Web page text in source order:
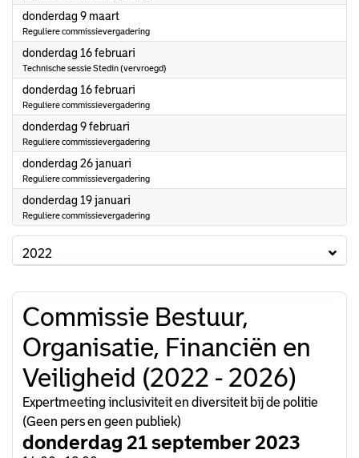
donderdag 9 maart2023
Reguliere commissievergadering
donderdag 16 februari
Technische sessie Stedin (vervroegd)
donderdag 16 februari
Reguliere commissievergadering
donderdag 9 februari
Reguliere commissievergadering
donderdag 26 januari
Reguliere commissievergadering
donderdag 19 januari
Reguliere commissievergadering
2022
Commissie Bestuur,
Organisatie, Financiën en
Veiligheid (2022 - 2026)
Expertmeeting inclusiviteit en diversiteit bij de politie
(Geen pers en geen publiek)
donderdag 21 september 2023